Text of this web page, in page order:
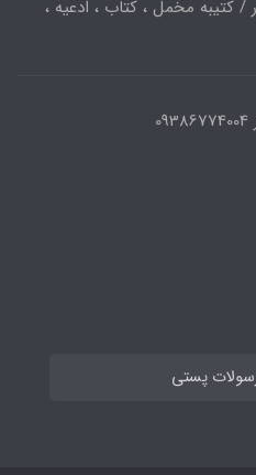
/ کتیبه مخمل ، کتاب ، ادعیه ،
پستی